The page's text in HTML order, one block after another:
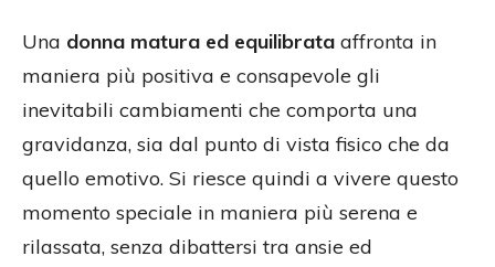
Una donna matura ed equilibrata affronta in
maniera più positiva e consapevole gli
inevitabili cambiamenti che comporta una
gravidanza, sia dal punto di vista fisico che da
quello emotivo. Si riesce quindi a vivere questo
momento speciale in maniera più serena e
rilassata, senza dibattersi tra ansie ed